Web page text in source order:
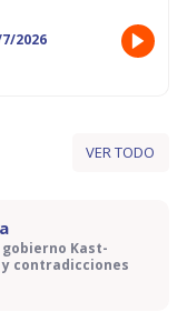
2026
VER TODO
Kast-
contradicciones